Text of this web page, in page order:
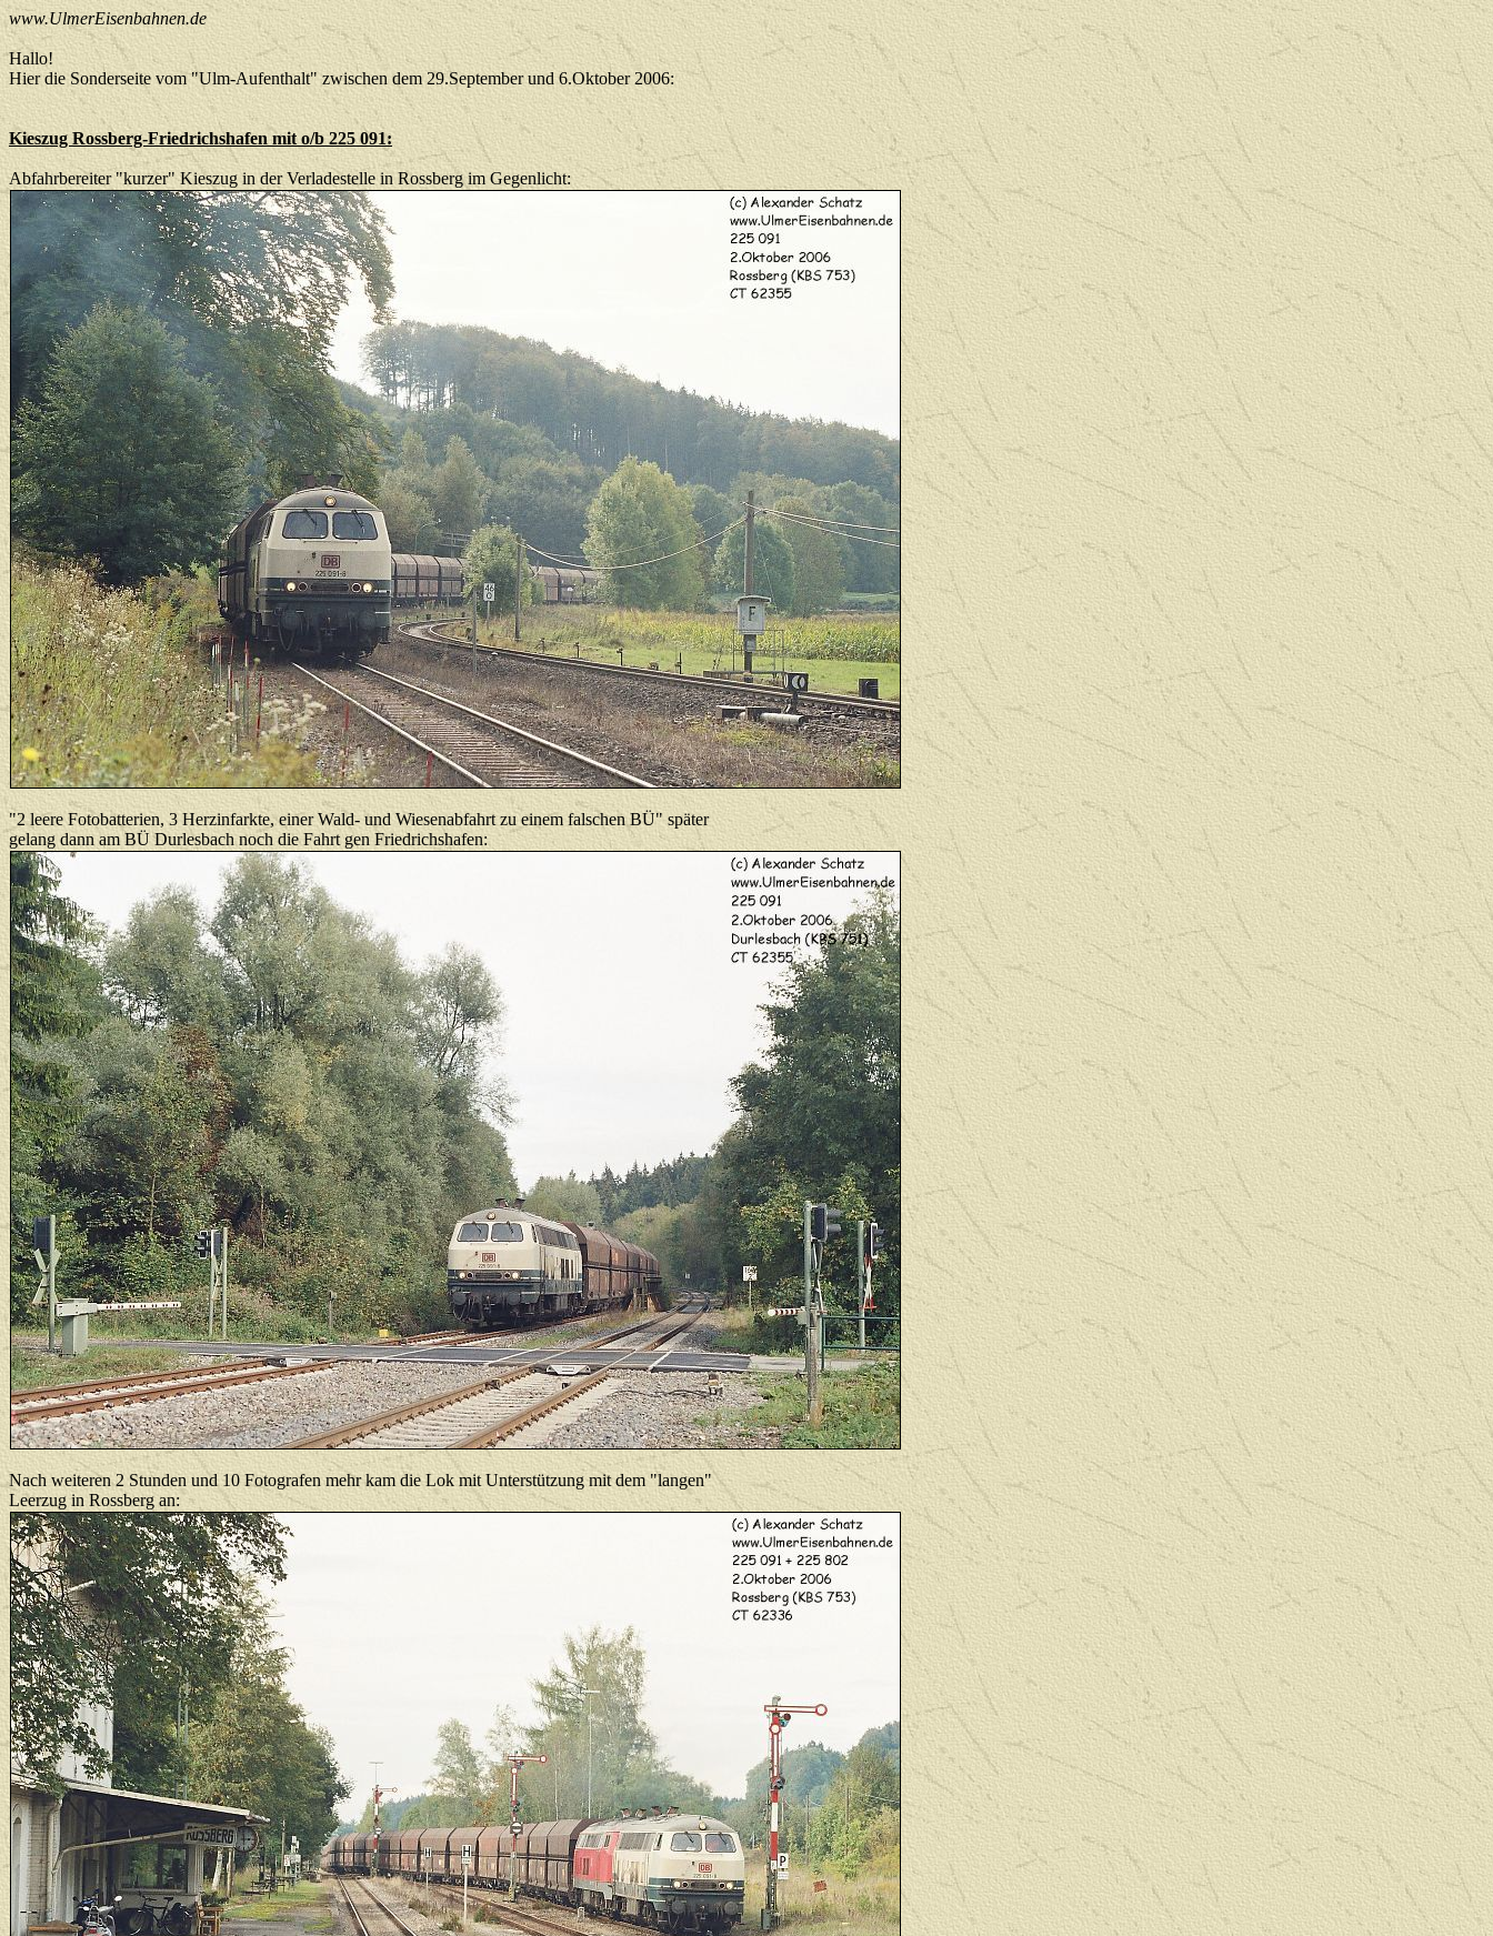
www.UlmerEisenbahnen.de
Hallo!
Hier die Sonderseite vom "Ulm-Aufenthalt" zwischen dem 29.September und 6.Oktober 2006:
Kieszug Rossberg-Friedrichshafen mit o/b 225 091:
Abfahrbereiter "kurzer" Kieszug in der Verladestelle in Rossberg im Gegenlicht:
"2 leere Fotobatterien, 3 Herzinfarkte, einer Wald- und Wiesenabfahrt zu einem falschen BÜ" später
gelang dann am BÜ Durlesbach noch die Fahrt gen Friedrichshafen:
Nach weiteren 2 Stunden und 10 Fotografen mehr kam die Lok mit Unterstützung mit dem "langen"
Leerzug in Rossberg an: